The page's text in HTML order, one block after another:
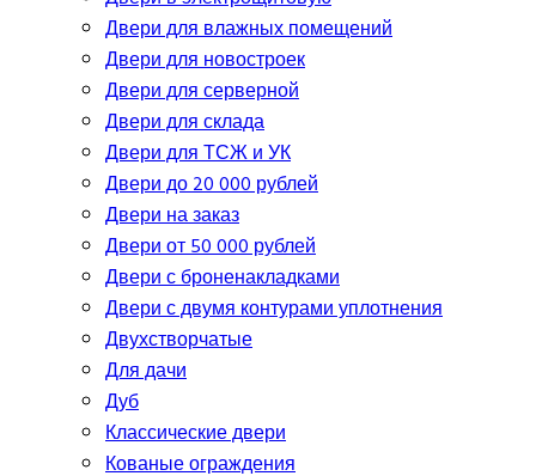
Двери для влажных помещений
Двери для новостроек
Двери для серверной
Двери для склада
Двери для ТСЖ и УК
Двери до 20 000 рублей
Двери на заказ
Двери от 50 000 рублей
Двери с броненакладками
Двери с двумя контурами уплотнения
Двухстворчатые
Для дачи
Дуб
Классические двери
Кованые ограждения